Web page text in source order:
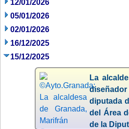
12/01/2026
05/01/2026
02/01/2026
16/12/2025
15/12/2025
La
diseñador
diputada
del Área
de la